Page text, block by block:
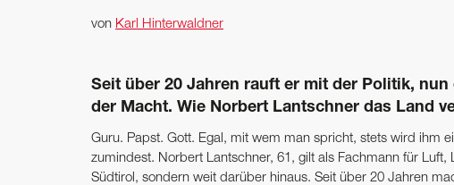
von Karl Hinterwaldner
Seit über 20 Jahren rauft er mit der Politik,
der Macht. Wie Norbert Lantschner das Land
Guru. Papst. Gott. Egal, mit wem man spricht, stets wird ihm
zumindest. Norbert Lantschner, 61, gilt als Fachmann für
Südtirol, sondern weit darüber hinaus. Seit über 20 Jahren